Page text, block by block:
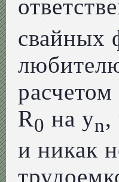
свайных
R0 на yn,
и никак